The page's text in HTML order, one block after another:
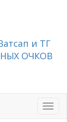
и ТГ
ОЧКОВ